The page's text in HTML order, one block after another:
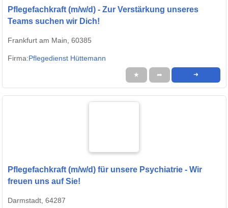
Pflegefachkraft (m/w/d) - Zur Verstärkung unseres
Teams suchen wir Dich!
Frankfurt am Main, 60385
Firma:Pflegedienst Hüttemann
★ ➦ ➜
Pflegefachkraft (m/w/d) für unsere Psychiatrie - Wir
freuen uns auf Sie!
Darmstadt, 64287